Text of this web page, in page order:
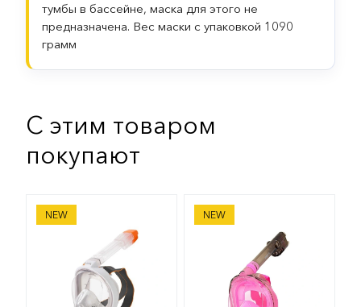
тумбы в бассейне, маска для этого не
предназначена. Вес маски с упаковкой 1090
грамм
С этим товаром
покупают
NEW
Маска Oceanreef Aria Junior для снорклинга
NEW
Маска Sargan Галактика